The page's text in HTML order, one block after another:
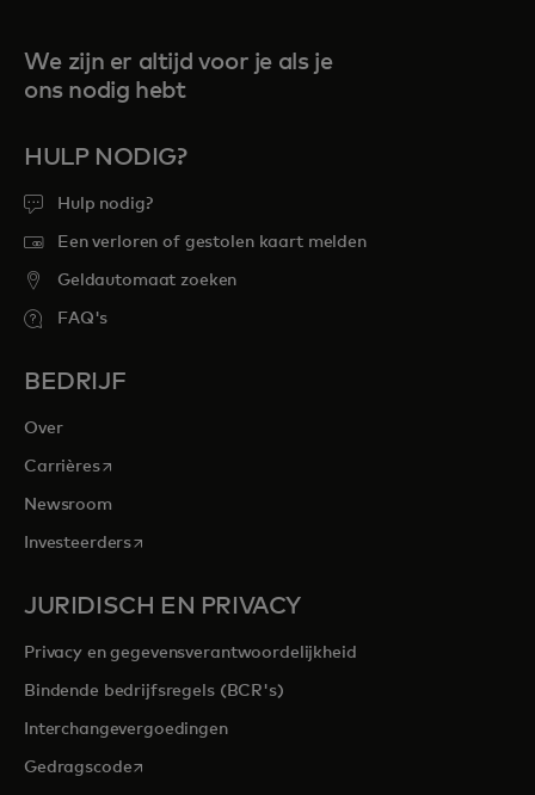
We zijn er altijd voor je als je
ons nodig hebt
HULP NODIG?
Hulp nodig?
Een verloren of gestolen kaart melden
Geldautomaat zoeken
FAQ's
BEDRIJF
Over
Carrièresopens in a new tab
Newsroom
Investeerdersopens in a new tab
JURIDISCH EN PRIVACY
Privacy en gegevensverantwoordelijkheid
Bindende bedrijfsregels (BCR's)
Interchangevergoedingen
Gedragscodeopens in a new tab